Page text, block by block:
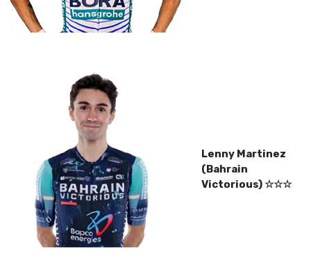
Lenny Martinez
(Bahrain
Victorious) ☆☆☆